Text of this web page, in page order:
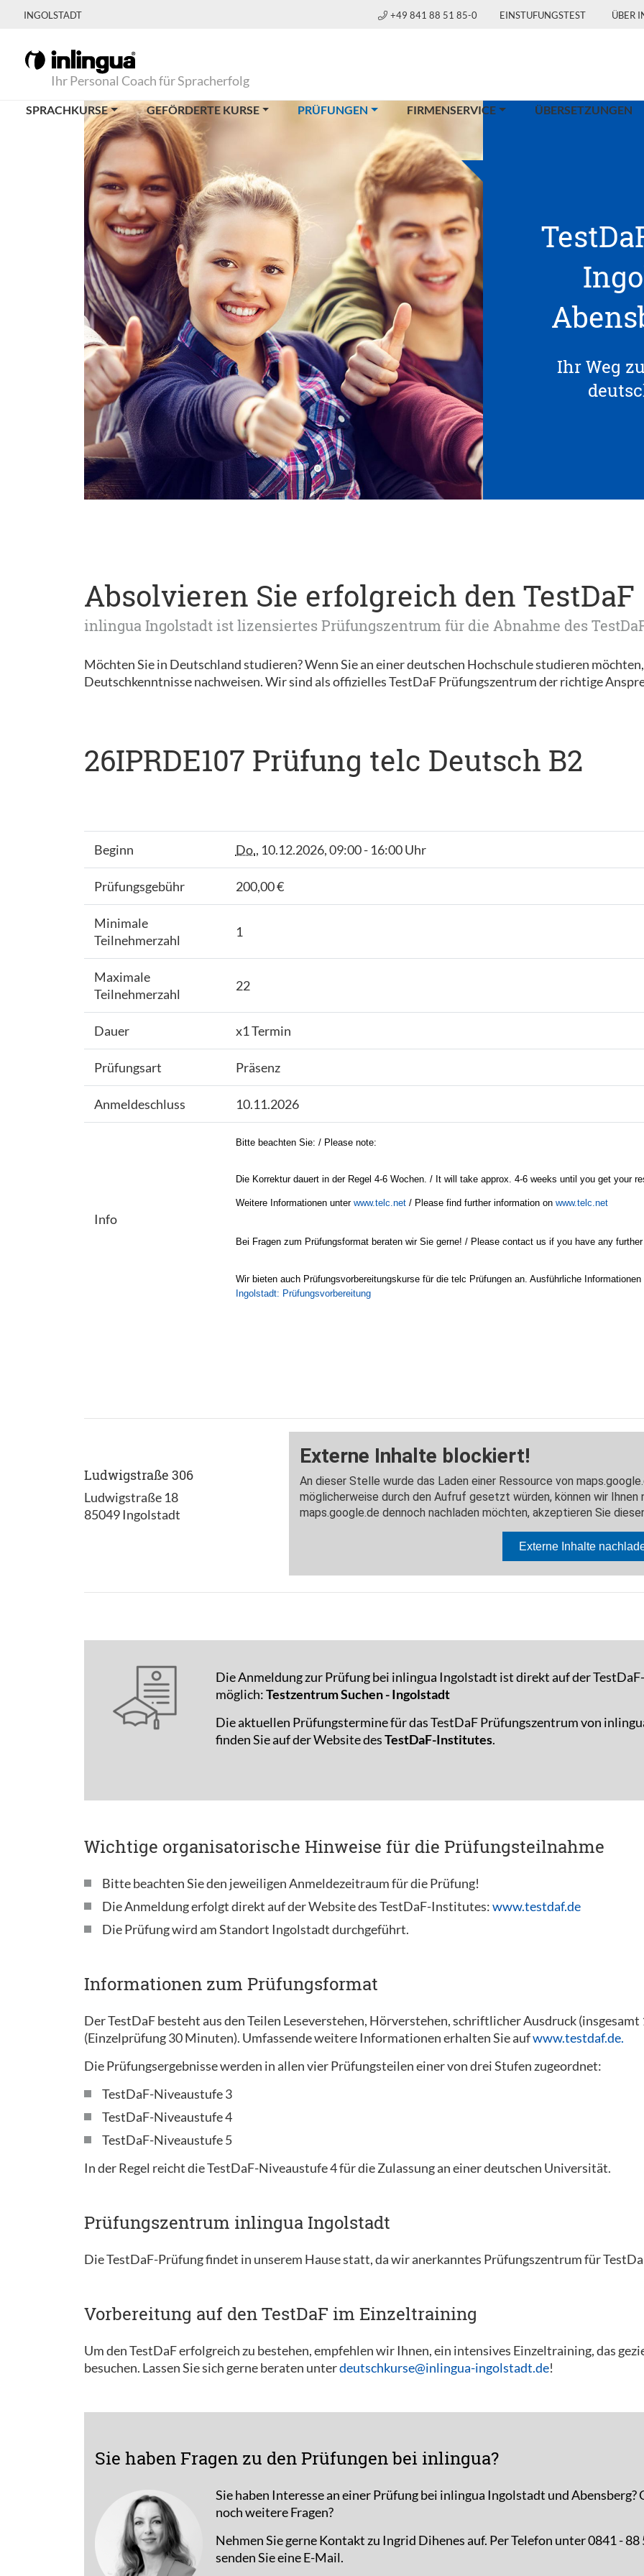
INGOLSTADT +49 841 88 51 85-0 EINSTUFUNGSTEST ÜBER
Ihr Personal Coach für Spracherfolg
SPRACHKURSE GEFÖRDERTE KURSE PRÜFUNGEN (CURRENT)FIRMENSERVICE ÜBERSETZUNGEN
Ihr Weg
Absolvieren Sie erfolgreich den TestDaF
inlingua Ingolstadt ist lizensiertes Prüfungszentrum für die Abnahme des
Möchten Sie in Deutschland studieren? Wenn Sie an einer deutschen Hochschule studieren
Deutschkenntnisse nachweisen. Wir sind als offizielles TestDaF Prüfungszentrum der richtige
26IPRDE107 Prüfung telc Deutsch B2
Beginn Do., 10.12.2026, 09:00 - 16:00 Uhr
Prüfungsgebühr 200,00 €
Minimale
Teilnehmerzahl
1
Maximale
Teilnehmerzahl
22
Dauer x1 Termin
Prüfungsart Präsenz
Anmeldeschluss 10.11.2026
Info
Bitte beachten Sie: / Please note:
Die Korrektur dauert in der Regel 4-6 Wochen. / It will take approx. 4-6 weeks until you get your
Weitere Informationen unter www.telc.net/ Please find further information on www.telc.net
Bei Fragen zum Prüfungsformat beraten wir Sie gerne! / Please contact us if you have any
Wir bieten auch Prüfungsvorbereitungskurse für die telc Prüfungen an. Ausführliche
Ingolstadt: Prüfungsvorbereitung
Ludwigstraße 306
Ludwigstraße 18
85049 Ingolstadt
Die Anmeldung zur Prüfung bei inlingua Ingolstadt ist direkt auf der
möglich:Testzentrum Suchen - Ingolstadt
Die aktuellen Prüfungstermine für das TestDaF Prüfungszentrum von
finden Sie auf der Website desTestDaF-Institutes.
Wichtige organisatorische Hinweise für die Prüfungsteilnahme
Bitte beachten Sie den jeweiligen Anmeldezeitraum für die Prüfung!
Die Anmeldung erfolgt direkt auf der Website des TestDaF-Institutes:www.testdaf.de
Die Prüfung wird am Standort Ingolstadt durchgeführt.
Informationen zum Prüfungsformat
Der TestDaF besteht aus den Teilen Leseverstehen, Hörverstehen, schriftlicher Ausdruck
(Einzelprüfung 30 Minuten). Umfassende weitere Informationen erhalten Sie aufwww.testdaf.de.
Die Prüfungsergebnisse werden in allen vier Prüfungsteilen einer von drei Stufen zugeordnet:
TestDaF-Niveaustufe 3
TestDaF-Niveaustufe 4
TestDaF-Niveaustufe 5
In der Regel reicht die TestDaF-Niveaustufe 4 für die Zulassung an einer deutschen Universität.
Prüfungszentrum inlingua Ingolstadt
Die TestDaF-Prüfung findet in unserem Hause statt, da wir anerkanntes Prüfungszentrum für
Vorbereitung auf den TestDaF im Einzeltraining
Um den TestDaF erfolgreich zu bestehen, empfehlen wir Ihnen, ein intensives Einzeltraining, das
besuchen. Lassen Sie sich gerne beraten unterdeutschkurse@inlingua-ingolstadt.de!
Sie haben Fragen zu den Prüfungen bei inlingua?
Sie haben Interesse an einer Prüfung bei inlingua Ingolstadt und Abensberg?
noch weitere Fragen?
Nehmen Sie gerne Kontakt zu Ingrid Dihenes auf. Per Telefon unter 0841 - 88
senden Sie eine E-Mail.